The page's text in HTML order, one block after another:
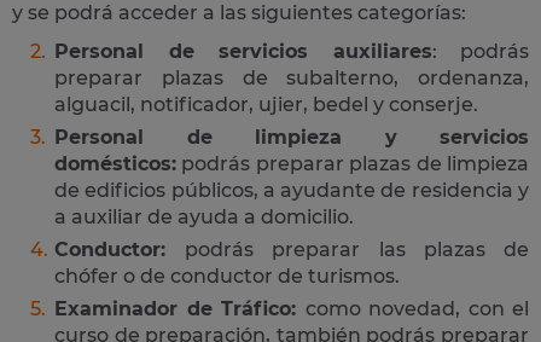
y se podrá acceder a las siguientes categorías:
Personal de servicios auxiliares: podrás
preparar plazas de subalterno, ordenanza,
alguacil, notificador, ujier, bedel y conserje.
Personal de limpieza y servicios
domésticos: podrás preparar plazas de limpieza
de edificios públicos, a ayudante de residencia y
a auxiliar de ayuda a domicilio.
Conductor: podrás preparar las plazas de
chófer o de conductor de turismos.
Examinador de Tráfico: como novedad, con el
curso de preparación, también podrás preparar